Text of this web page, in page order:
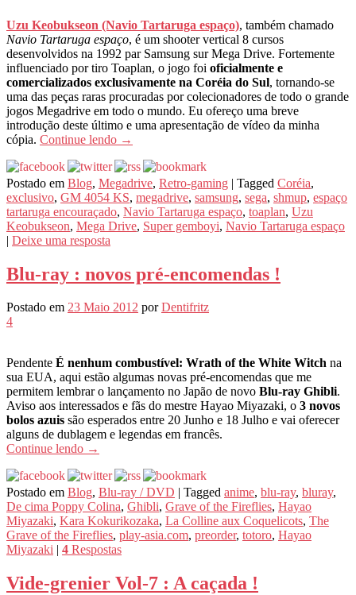
Uzu Keobukseon (Navio Tartaruga espaço), também chamado
Navio Tartaruga espaço, é um shooter vertical 8 cursos
desenvolvidos na 1992 par Samsung sur Mega Drive. Fortemente
influenciado por tiro Toaplan, o jogo foi oficialmente e
comercializados exclusivamente na Coréia do Sul, tornando-se
uma das peças raras procuradas por colecionadores de todo o grande
jogos Megadrive em todo o mundo. Eu ofereço uma breve
introdução deste último e uma apresentação de vídeo da minha
cópia. Continue lendo →
Postado em Blog, Megadrive, Retro-gaming | Tagged Coréia,
exclusivo, GM 4054 KS, megadrive, samsung, sega, shmup, espaço
tartaruga encouraçado, Navio Tartaruga espaço, toaplan, Uzu
Keobukseon, Mega Drive, Super gemboyi, Navio Tartaruga espaço
| Deixe uma resposta
Blu-ray : novos pré-encomendas !
Postado em 23 Maio 2012 porDentifritz
4
Pendente É nenhum combustível: Wrath of the White Witch na
sua EUA, aqui estão algumas novas pré-encomendas que me
permitem lembrar o lançamento no Japão de novo Blu-ray Ghibli.
Aviso aos interessados ​​e fãs do mestre Hayao Miyazaki, o 3 novos
bolos azuis são esperados entre 20 Junho e 18 Julho e vai oferecer
alguns de dublagem e legendas em francês.
Continue lendo →
Postado em Blog, Blu-ray / DVD Tagged anime, blu-ray, bluray,
De cima Poppy Colina, Ghibli, Grave of the Fireflies, Hayao
Miyazaki, Kara Kokurikozaka, La Colline aux Coquelicots, The
Grave of the Fireflies, play-asia.com, preorder, totoro, Hayao
Miyazaki
4 Respostas
Vide-grenier Vol-7 : A caçada !